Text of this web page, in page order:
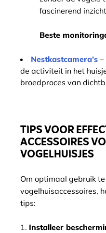
fascinerend
Beste
Nestkastcamera’s –
de activiteit in het
broedproces van
TIPS VOOR
ACCESSOIRES
VOGELHUISJES
Om optimaal gebruik
vogelhuisaccessoires,
tips:
Installeer